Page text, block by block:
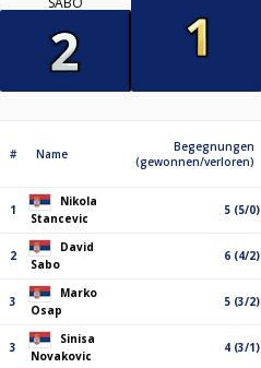
# Name
Begegnungen
(gewonnen/verloren)
1
Nikola
Stancevic
5 (5/0)
2
David
Sabo
6 (4/2)
3
Marko
Osap
5 (3/2)
3
Sinisa
Novakovic
4 (3/1)